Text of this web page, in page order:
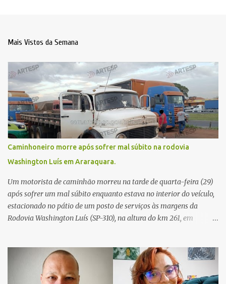
Mais Vistos da Semana
Caminhoneiro morre após sofrer mal súbito na rodovia
Washington Luís em Araraquara.
Um motorista de caminhão morreu na tarde de quarta-feira (29)
após sofrer um mal súbito enquanto estava no interior do veículo,
estacionado no pátio de um posto de serviços às margens da
Rodovia Washington Luís (SP-310), na altura do km 261, em
relatos de que havia um condutor inconsciente dentro de um
caminhão. Equipes de resgate foram rapidamente deslocadas ao
local e encontraram a vítima em parada cardiorrespiratória. Os